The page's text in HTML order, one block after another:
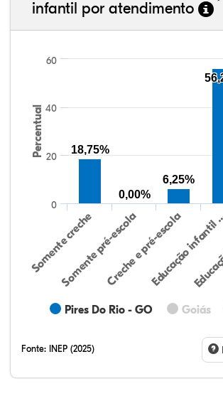
infantil por atendimento
Percentual
Pires Do Rio - GO Goiás
Somente creche
Somente pré-escolaCreche e pré-escola
Educação
0
20
40
60
18,75%
0,00%
6,25%
Fonte: INEP (2025)